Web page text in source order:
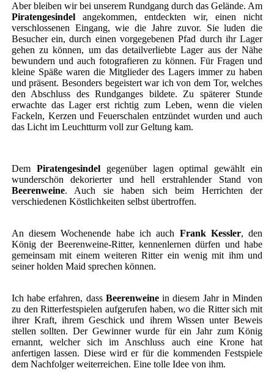
Aber bleiben wir bei unserem Rundgang durch das Gelände. Am
Piratengesindelangekommen, entdeckten wir, einen nicht
verschlossenen Eingang, wie die Jahre zuvor. Sie luden die
Besucher ein, durch einen vorgegebenen Pfad durch ihr Lager
gehen zu können, um das detailverliebte Lager aus der Nähe
bewundern und auch fotografieren zu können. Für Fragen und
kleine Späße waren die Mitglieder des Lagers immer zu haben
und präsent. Besonders begeistert war ich von dem Tor, welches
den Abschluss des Rundganges bildete. Zu späterer Stunde
erwachte das Lager erst richtig zum Leben, wenn die vielen
Fackeln, Kerzen und Feuerschalen entzündet wurden und auch
das Licht im Leuchtturm voll zur Geltung kam.
Dem Piratengesindelgegenüber lagen optimal gewählt ein
wunderschön dekorierter und hell erstrahlender Stand von
Beerenweine. Auch sie haben sich beim Herrichten der
verschiedenen Köstlichkeiten selbst übertroffen.
An diesem Wochenende habe ich auch Frank Kessler, den
König der Beerenweine-Ritter, kennenlernen dürfen und habe
gemeinsam mit einem weiteren Ritter ein wenig mit ihm und
seiner holden Maid sprechen können.
Ich habe erfahren, dass Beerenweinein diesem Jahr in Minden
zu den Ritterfestspielen aufgerufen haben, wo die Ritter sich mit
ihrer Kraft, ihrem Geschick und ihrem Wissen unter Beweis
stellen sollten. Der Gewinner wurde für ein Jahr zum König
ernannt, welcher sich im Anschluss auch eine Krone hat
anfertigen lassen. Diese wird er für die kommenden Festspiele
dem Nachfolger weiterreichen. Eine tolle Idee von ihm.